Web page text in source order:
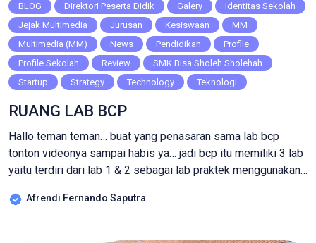
BLOG Direktori Peserta Didik Galery
Identitas Sekolah
Jejak Multimedia
Jurusan Kesiswaan
MM
Multimedia (MM)
News Pendidikan
Profile
Profile Sekolah
Review
SMK Bisa Sholeh Sholehah
Startup
Strategy Technology Teknologi
RUANG LAB BCP
Hallo teman teman… buat yang penasaran sama lab bcp
tonton videonya sampai habis ya… jadi bcp itu memiliki 3 lab
yaitu terdiri dari lab 1 & 2 sebagai lab praktek menggunakan
jangan lupa follow ig dan tiktok kita di @bcpsmkmu…
Afrendi Fernando Saputra